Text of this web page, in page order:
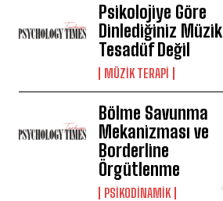
Psikolojiye Göre
Dinlediğiniz Müzik
Tesadüf Değil
MÜZIK TERAPI
Bölme Savunma
Mekanizması ve
Borderline
Örgütlenme
PSIKODINAMIK